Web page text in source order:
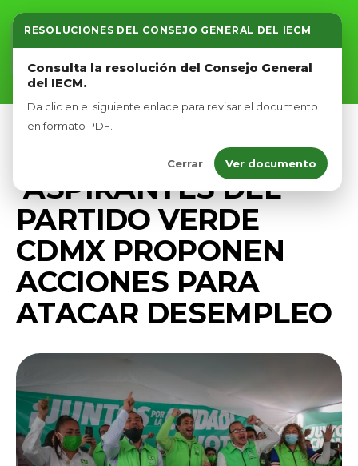
RESOLUCIONES DEL CONSEJO GENERAL DEL IECM
Consulta la resolución del Consejo General
del IECM.
Da clic en el siguiente enlace para revisar el documento
en formato PDF.
Cerrar Ver documento
Inicio
Nosotros
Afíliate
PRENSA
ASPIRANTES DEL
PARTIDO VERDE
CDMX PROPONEN
ACCIONES PARA
ATACAR DESEMPLEO